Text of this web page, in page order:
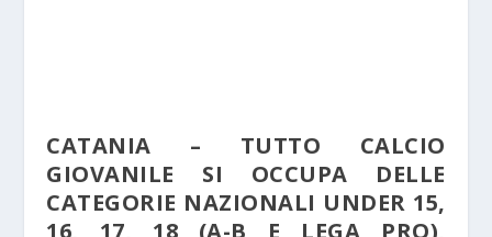
CATANIA – TUTTO CALCIO
GIOVANILE SI OCCUPA DELLE
CATEGORIE NAZIONALI UNDER 15,
16, 17, 18 (A-B E LEGA PRO),